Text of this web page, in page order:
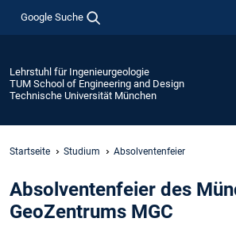
Google Suche
Lehrstuhl für Ingenieurgeologie
TUM School of Engineering and Design
Technische Universität München
Startseite Studium Absolventenfeier
Absolventenfeier des
GeoZentrums MGC